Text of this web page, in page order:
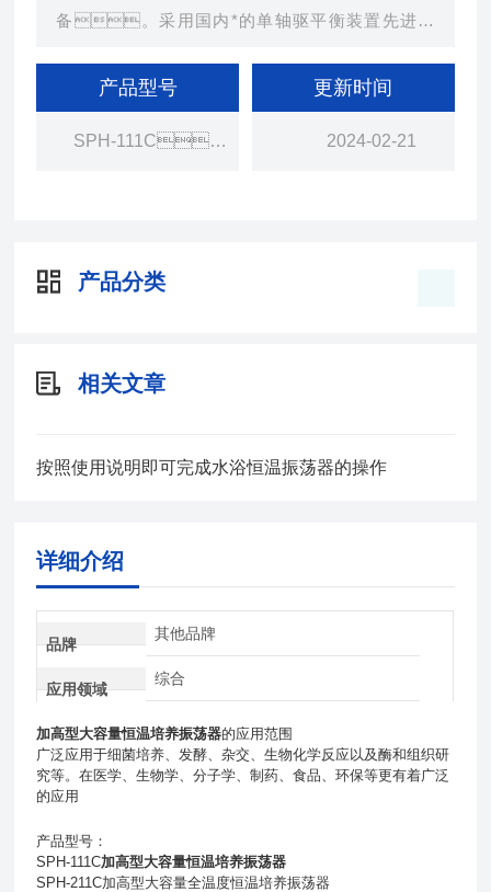
备。采用国内*的单轴驱平衡装置先进技
噪音和能耗，其在科研、中试及批量生
产中出众的表现倍受欢迎，在市场上有很高的占
有率。
产品型号
SPH-111C、211C
更新时间
2024-02-21
产品分类
相关文章
按照使用说明即可完成水浴恒温振荡器的操作
详细介绍
品牌
其他品牌
应用领域
综合
加高型大容量恒温培养振荡器的应用范围
广泛应用于细菌培养、发酵、杂交、生物化学反应以及酶和组织研
究等。在医学、生物学、分子学、制药、食品、环保等更有着广泛
的应用
产品型号：
SPH-111C加高型大容量恒温培养振荡器
SPH-211C加高型大容量全温度恒温培养振荡器